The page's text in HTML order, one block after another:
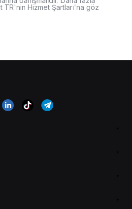
TR'nin Hizmet Şartları'na göz